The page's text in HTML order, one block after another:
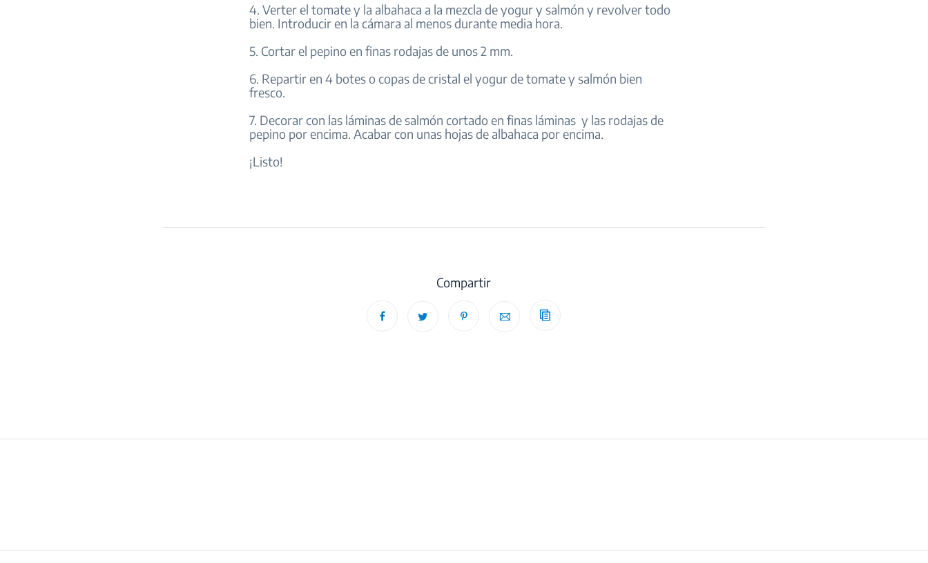
4. Verter el tomate y la albahaca a la mezcla de yogur y salmón y revolver todo
bien. Introducir en la cámara al menos durante media hora.
5. Cortar el pepino en finas rodajas de unos 2 mm.
6. Repartir en 4 botes o copas de cristal el yogur de tomate y salmón bien
fresco.
7. Decorar con las láminas de salmón cortado en finas láminas y las rodajas de
pepino por encima. Acabar con unas hojas de albahaca por encima.
¡Listo!
Compartir